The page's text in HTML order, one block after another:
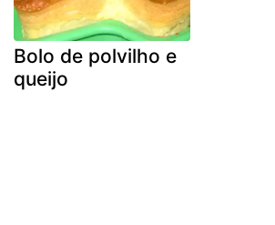
Bolo de polvilho e
queijo